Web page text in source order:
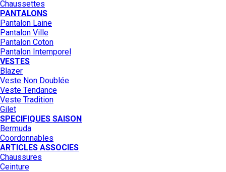
Chaussettes
PANTALONS
Pantalon Laine
Pantalon Ville
Pantalon Coton
Pantalon Intemporel
VESTES
Blazer
Veste Non Doublée
Veste Tendance
Veste Tradition
Gilet
SPECIFIQUES SAISON
Bermuda
Coordonnables
ARTICLES ASSOCIES
Chaussures
Ceinture